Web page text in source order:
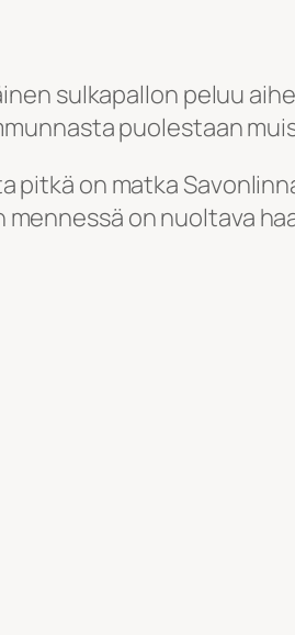
sulkapallon peluu
puolestaan
on matka
on nuoltava